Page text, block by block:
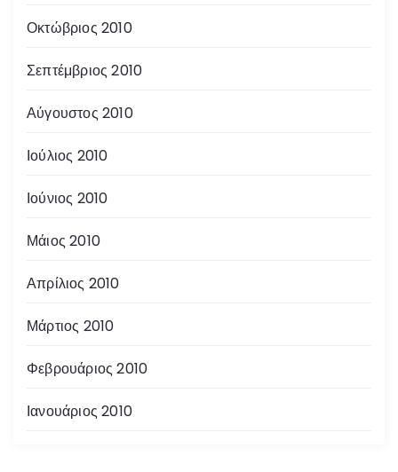
Οκτώβριος 2010
Σεπτέμβριος 2010
Αύγουστος 2010
Ιούλιος 2010
Ιούνιος 2010
Μάιος 2010
Απρίλιος 2010
Μάρτιος 2010
Φεβρουάριος 2010
Ιανουάριος 2010